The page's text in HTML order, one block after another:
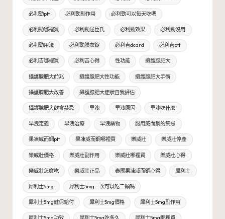
必利勁ptt 必利勁副作用 必利勁可以每天吃嗎
必利勁哪裡買 必利勁屈臣氏 必利勁效果 必利勁沒用
必利勁用法 必利勁膜衣錠 必利吉dcard 必利吉ptt
必利吉哪裡買 必利吉心得 性功能 攝護腺肥大
攝護腺肥大前兆 攝護腺肥大性功能 攝護腺肥大手術
攝護腺肥大改善 攝護腺肥大症狀自我評估
攝護腺肥大飲食禁忌 早洩 早洩原因 早洩吃什麼
早洩定義 早洩治療 早洩藥物 服用威而鋼的禁忌
果凍威而鋼ptt 果凍威而鋼哪裡買 樂威壯 樂威壯停產
樂威壯價格 樂威壯副作用 樂威壯哪裡買 樂威壯心得
樂威壯怎麼吃 樂威壯正品 泰國果凍威而鋼心得 犀利士
犀利士5mg 犀利士5mg一次可以吃二顆嗎
犀利士5mg健保給付 犀利士5mg價格 犀利士5mg副作用